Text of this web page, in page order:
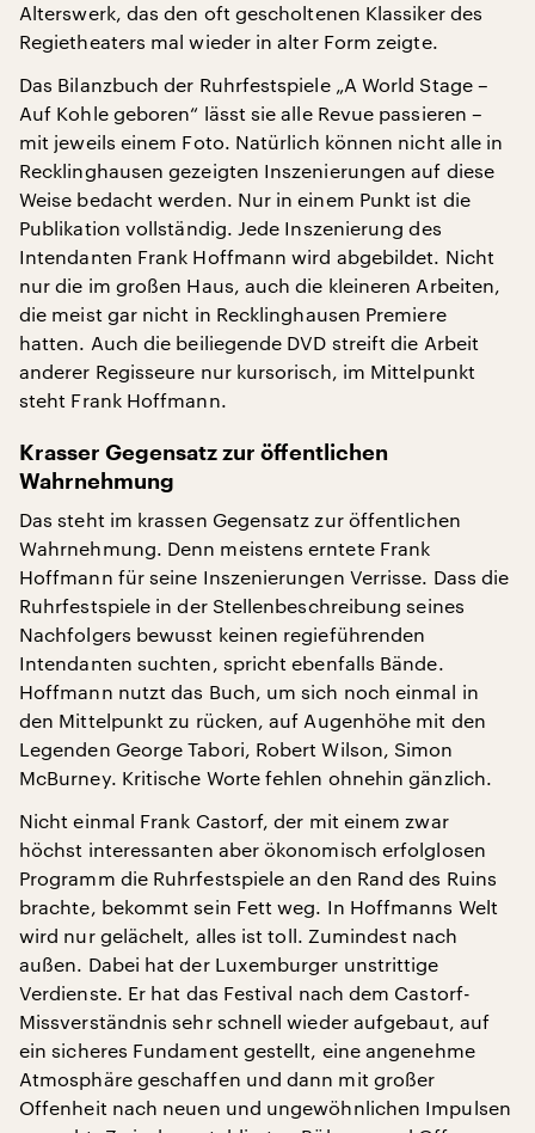
Alterswerk, das den oft gescholtenen Klassiker des
Regietheaters mal wieder in alter Form zeigte.
Das Bilanzbuch der Ruhrfestspiele „A World Stage –
Auf Kohle geboren“ lässt sie alle Revue passieren –
mit jeweils einem Foto. Natürlich können nicht alle in
Recklinghausen gezeigten Inszenierungen auf diese
Weise bedacht werden. Nur in einem Punkt ist die
Publikation vollständig. Jede Inszenierung des
Intendanten Frank Hoffmann wird abgebildet. Nicht
nur die im großen Haus, auch die kleineren Arbeiten,
die meist gar nicht in Recklinghausen Premiere
hatten. Auch die beiliegende DVD streift die Arbeit
anderer Regisseure nur kursorisch, im Mittelpunkt
steht Frank Hoffmann.
Krasser Gegensatz zur öffentlichen
Wahrnehmung
Das steht im krassen Gegensatz zur öffentlichen
Wahrnehmung. Denn meistens erntete Frank
Hoffmann für seine Inszenierungen Verrisse. Dass die
Ruhrfestspiele in der Stellenbeschreibung seines
Nachfolgers bewusst keinen regieführenden
Intendanten suchten, spricht ebenfalls Bände.
Hoffmann nutzt das Buch, um sich noch einmal in
den Mittelpunkt zu rücken, auf Augenhöhe mit den
Legenden George Tabori, Robert Wilson, Simon
McBurney. Kritische Worte fehlen ohnehin gänzlich.
Nicht einmal Frank Castorf, der mit einem zwar
höchst interessanten aber ökonomisch erfolglosen
Programm die Ruhrfestspiele an den Rand des Ruins
brachte, bekommt sein Fett weg. In Hoffmanns Welt
wird nur gelächelt, alles ist toll. Zumindest nach
außen. Dabei hat der Luxemburger unstrittige
Verdienste. Er hat das Festival nach dem Castorf-
Missverständnis sehr schnell wieder aufgebaut, auf
ein sicheres Fundament gestellt, eine angenehme
Atmosphäre geschaffen und dann mit großer
Offenheit nach neuen und ungewöhnlichen Impulsen